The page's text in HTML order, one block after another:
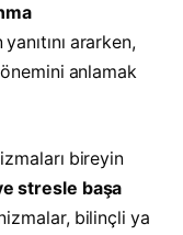
ararken,
anlamak
bireyin
stresle başa
bilinçli ya